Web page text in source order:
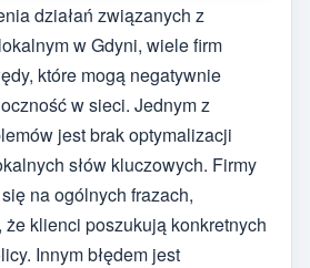
działań związanych z
w Gdyni, wiele firm
które mogą negatywnie
w sieci. Jednym z
jest brak optymalizacji
słów kluczowych. Firmy
na ogólnych frazach,
klienci poszukują konkretnych
Innym błędem jest